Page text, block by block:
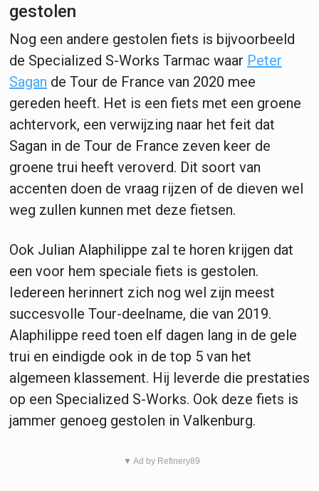
gestolen
Nog een andere gestolen fiets is bijvoorbeeld
de Specialized S-Works Tarmac waar Peter
Sagan de Tour de France van 2020 mee
gereden heeft. Het is een fiets met een groene
achtervork, een verwijzing naar het feit dat
Sagan in de Tour de France zeven keer de
groene trui heeft veroverd. Dit soort van
accenten doen de vraag rijzen of de dieven wel
weg zullen kunnen met deze fietsen.
Ook Julian Alaphilippe zal te horen krijgen dat
een voor hem speciale fiets is gestolen.
Iedereen herinnert zich nog wel zijn meest
succesvolle Tour-deelname, die van 2019.
Alaphilippe reed toen elf dagen lang in de gele
trui en eindigde ook in de top 5 van het
algemeen klassement. Hij leverde die prestaties
op een Specialized S-Works. Ook deze fiets is
jammer genoeg gestolen in Valkenburg.
▼ Ad by Refinery89